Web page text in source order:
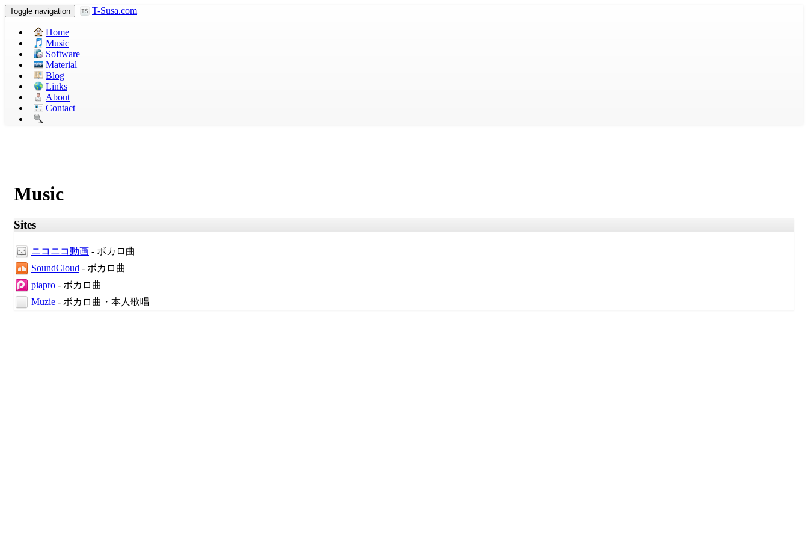
Toggle navigation T-Susa.com
Home
Music
Software
Material
Blog
Links
About
Contact
Music
Sites
ニコニコ動画 - ボカロ曲
SoundCloud - ボカロ曲
piapro - ボカロ曲
Muzie - ボカロ曲・本人歌唱